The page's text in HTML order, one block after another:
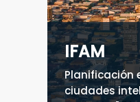
IFAM
Planificación
ciudades